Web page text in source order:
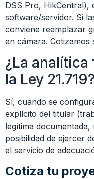
DSS Pro, HikCentral),
software/servidor. Si
conviene reemplazar
en cámara.
¿La
la Ley 21.719?
Sí, cuando se
explícito del titular
legítima
posibilidad de ejercer
el servicio de
Cotiza tu